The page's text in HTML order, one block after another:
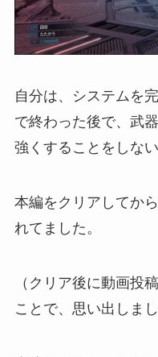
自分は、システムを
で終わった後で、武
強くすることをしな
本編をクリアしてか
れてました。
（クリア後に動画投
ことで、思い出しま